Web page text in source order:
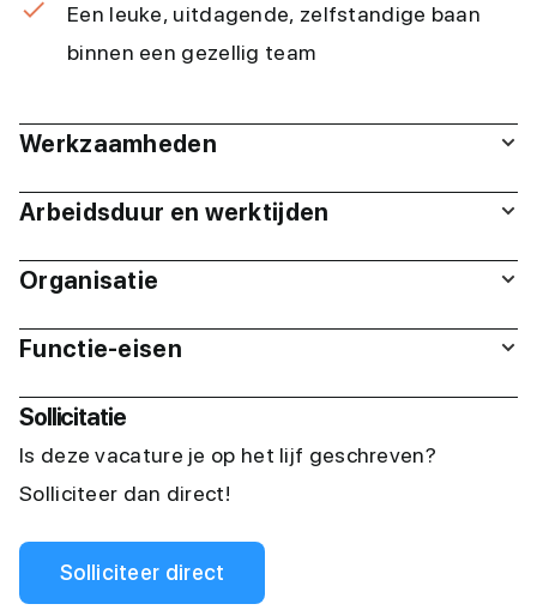
Een leuke, uitdagende, zelfstandige baan
binnen een gezellig team
Werkzaamheden
Arbeidsduur en werktijden
Organisatie
Functie-eisen
Sollicitatie
Is deze vacature je op het lijf geschreven?
Solliciteer dan direct!
Solliciteer direct